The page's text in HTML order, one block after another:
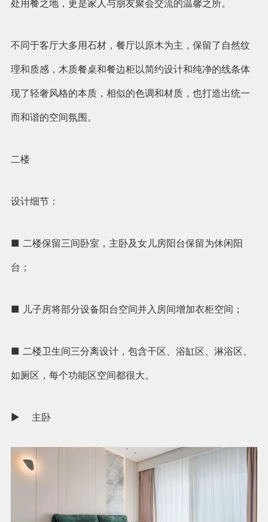
处用餐之地，更是家人与朋友聚会交流的温馨之所。
不同于客厅大多用石材，餐厅以原木为主，保留了自然纹
理和质感，木质餐桌和餐边柜以简约设计和纯净的线条体
现了轻奢风格的本质，相似的色调和材质，也打造出统一
而和谐的空间氛围。
二楼
设计细节：
■ 二楼保留三间卧室，主卧及女儿房阳台保留为休闲阳
台；
■ 儿子房将部分设备阳台空间并入房间增加衣柜空间；
■ 二楼卫生间三分离设计，包含干区、浴缸区、淋浴区、
如厕区，每个功能区空间都很大。
► 主卧